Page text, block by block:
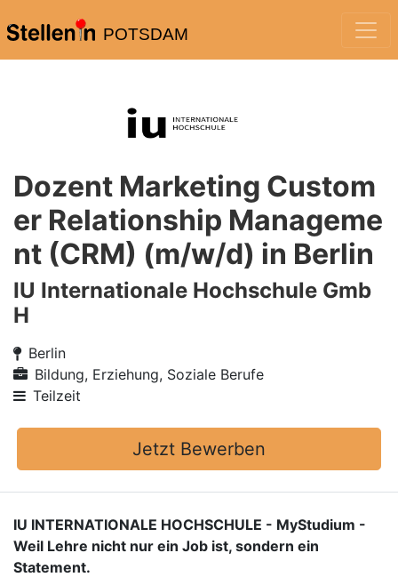
POTSDAM
Dozent Marketing Custom
er Relationship Manageme
nt (CRM) (m/w/d) in Berlin
IU Internationale Hochschule Gmb
H
Berlin
Bildung, Erziehung, Soziale Berufe
Teilzeit
Jetzt Bewerben
IU INTERNATIONALE HOCHSCHULE - MyStudium -
Weil Lehre nicht nur ein Job ist, sondern ein
Statement.